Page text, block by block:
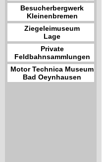
Besucherbergwerk
Kleinenbremen
Ziegeleimuseum
Lage
Private
Feldbahnsammlungen
Motor Technica Museum
Bad Oeynhausen